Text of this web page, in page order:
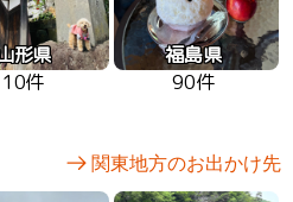
形県
10件
福島県
90件
関東地方のお出かけ先